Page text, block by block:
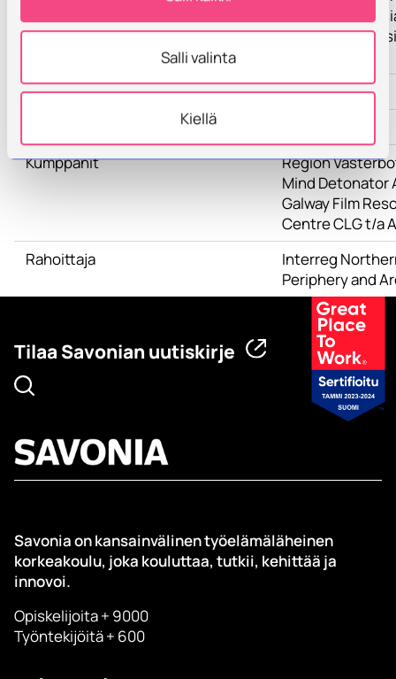
Salli valinta
Kiellä
projektiin
Toimenpiteet
Kumppanit
Region
Mind Detonator
Galway Film
Centre CLG t/a
Rahoittaja
Interreg
Periphery and
Tilaa Savonian uutiskirje
Savonia on kansainvälinen työelämäläheinen
korkeakoulu, joka kouluttaa, tutkii, kehittää ja
innovoi.
Opiskelijoita + 9000
Työntekijöitä + 600